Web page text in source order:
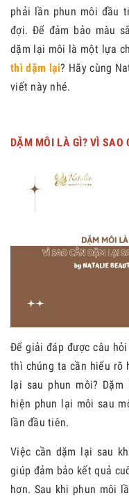
phải lần phun môi đầu
đợi. Để đảm bảo màu
dặm lại môi là một lựa
thì dặm lại? Hãy cùng
viết này nhé.
DẶM MÔI LÀ GÌ? VÌ SAO
Để giải đáp được câu hỏi
thì chúng ta cần hiểu rõ
lại sau phun môi?
hiện phun lại môi sau
lần đầu tiên.
Việc cần dặm lại sau
giúp đảm bảo kết quả
hơn. Sau khi phun môi